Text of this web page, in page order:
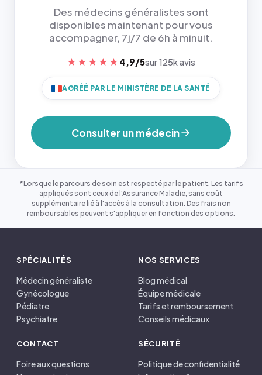
Des médecins généralistes sont
disponibles maintenant pour vous
accompagner, 7j/7 de 6h à minuit.
★★★★★ 4,9/5sur 125k avis
AGRÉÉ PAR LE MINISTÈRE DE LA SANTÉ
Consulter un médecin
*Lorsque le parcours de soin est respecté par le patient. Les tarifs
appliqués sont ceux de l'Assurance Maladie, sans coût
supplémentaire lié à l'accès à la consultation. Des frais non
remboursables peuvent s'appliquer en fonction des options.
SPÉCIALITÉS
Médecin généraliste
Gynécologue
Pédiatre
Psychiatre
NOS SERVICES
Blog médical
Équipe médicale
Tarifs et remboursement
Conseils médicaux
CONTACT
Foire aux questions
SÉCURITÉ
Politique de confidentialité